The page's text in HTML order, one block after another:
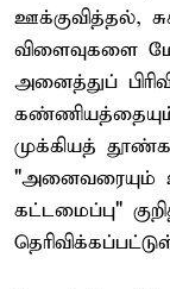
ஊக்குவித்தல்,
விளைவுகளை
அனைத்துப்
முக்கியத்
"அனைவரையும்
கட்டமைப்பு"